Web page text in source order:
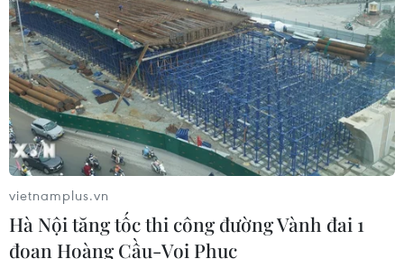
15/06/2018 13:44
Ủy ban Nhân dân tỉnh Quảng Bình đã công bố danh
sách 48 dự án kêu gọi đầu tư giai đoạn 2018-2020 với
với tổng số vốn lên đến hơn 50.000 tỷ đồng.
vietnamplus.vn
Hà Nội tăng tốc thi công đường Vành đai 1
đoạn Hoàng Cầu-Voi Phục